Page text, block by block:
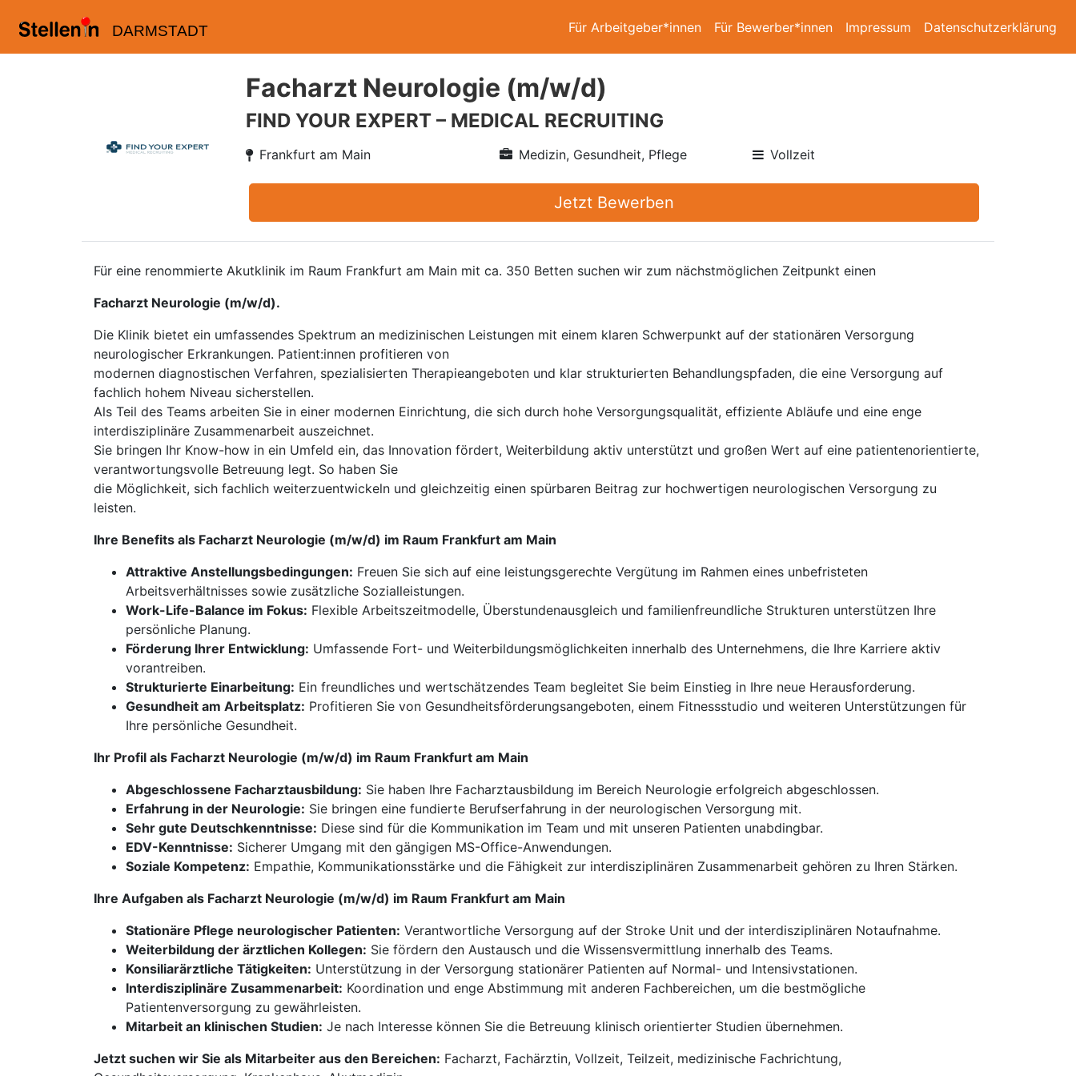
DARMSTADT Für Arbeitgeber*innen Für Bewerber*innen Impressum Datenschutzerklärung
Facharzt Neurologie (m/w/d)
FIND YOUR EXPERT – MEDICAL RECRUITING
Frankfurt am Main Medizin, Gesundheit, Pflege Vollzeit
Jetzt Bewerben
Für eine renommierte Akutklinik im Raum Frankfurt am Main mit ca. 350 Betten suchen wir zum nächstmöglichen Zeitpunkt einen
Facharzt Neurologie (m/w/d).
Die Klinik bietet ein umfassendes Spektrum an medizinischen Leistungen mit einem klaren Schwerpunkt auf der stationären Versorgung
neurologischer Erkrankungen. Patient:innen profitieren von
modernen diagnostischen Verfahren, spezialisierten Therapieangeboten und klar strukturierten Behandlungspfaden, die eine Versorgung auf
fachlich hohem Niveau sicherstellen.
Als Teil des Teams arbeiten Sie in einer modernen Einrichtung, die sich durch hohe Versorgungsqualität, effiziente Abläufe und eine enge
interdisziplinäre Zusammenarbeit auszeichnet.
Sie bringen Ihr Know-how in ein Umfeld ein, das Innovation fördert, Weiterbildung aktiv unterstützt und großen Wert auf eine patientenorientierte,
verantwortungsvolle Betreuung legt. So haben Sie
die Möglichkeit, sich fachlich weiterzuentwickeln und gleichzeitig einen spürbaren Beitrag zur hochwertigen neurologischen Versorgung zu
leisten.
Ihre Benefits als Facharzt Neurologie (m/w/d) im Raum Frankfurt am Main
Attraktive Anstellungsbedingungen: Freuen Sie sich auf eine leistungsgerechte Vergütung im Rahmen eines unbefristeten
Arbeitsverhältnisses sowie zusätzliche Sozialleistungen.
Work-Life-Balance im Fokus: Flexible Arbeitszeitmodelle, Überstundenausgleich und familienfreundliche Strukturen unterstützen Ihre
persönliche Planung.
Förderung Ihrer Entwicklung: Umfassende Fort- und Weiterbildungsmöglichkeiten innerhalb des Unternehmens, die Ihre Karriere aktiv
vorantreiben.
Strukturierte Einarbeitung: Ein freundliches und wertschätzendes Team begleitet Sie beim Einstieg in Ihre neue Herausforderung.
Gesundheit am Arbeitsplatz: Profitieren Sie von Gesundheitsförderungsangeboten, einem Fitnessstudio und weiteren Unterstützungen für
Ihre persönliche Gesundheit.
Ihr Profil als Facharzt Neurologie (m/w/d) im Raum Frankfurt am Main
Abgeschlossene Facharztausbildung: Sie haben Ihre Facharztausbildung im Bereich Neurologie erfolgreich abgeschlossen.
Erfahrung in der Neurologie: Sie bringen eine fundierte Berufserfahrung in der neurologischen Versorgung mit.
Sehr gute Deutschkenntnisse: Diese sind für die Kommunikation im Team und mit unseren Patienten unabdingbar.
EDV-Kenntnisse: Sicherer Umgang mit den gängigen MS-Office-Anwendungen.
Soziale Kompetenz: Empathie, Kommunikationsstärke und die Fähigkeit zur interdisziplinären Zusammenarbeit gehören zu Ihren Stärken.
Ihre Aufgaben als Facharzt Neurologie (m/w/d) im Raum Frankfurt am Main
Stationäre Pflege neurologischer Patienten: Verantwortliche Versorgung auf der Stroke Unit und der interdisziplinären Notaufnahme.
Weiterbildung der ärztlichen Kollegen: Sie fördern den Austausch und die Wissensvermittlung innerhalb des Teams.
Konsiliarärztliche Tätigkeiten: Unterstützung in der Versorgung stationärer Patienten auf Normal- und Intensivstationen.
Interdisziplinäre Zusammenarbeit: Koordination und enge Abstimmung mit anderen Fachbereichen, um die bestmögliche
Patientenversorgung zu gewährleisten.
Mitarbeit an klinischen Studien: Je nach Interesse können Sie die Betreuung klinisch orientierter Studien übernehmen.
Jetzt suchen wir Sie als Mitarbeiter aus den Bereichen: Facharzt, Fachärztin, Vollzeit, Teilzeit, medizinische Fachrichtung,